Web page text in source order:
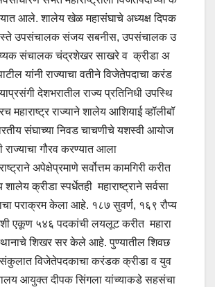
आले. शालेय खेळ महासंघाचे अध्यक्ष दिपक
हस्ते उपसंचालक संजय सबनीस, उपसंचालक उ
संचालक चंद्रशेखर साखरे व क्रीडा अ
यांनी राज्याचा वतीने विजेतेपदाचा करंड
देशभरातील राज्य प्रतिनिधी उपस्थि
महाराष्ट्र राज्याने शालेय आशियाई व्हॉलीबॉ
संघाच्या निवड चाचणीचे यशस्वी आयोज
राज्याचा गौरव करण्यात आला
अपेक्षेप्रमाणे सर्वोत्तम कामगिरी करीत
शालेय क्रीडा स्पर्धेतही महाराष्ट्राने सर्वसा
पराक्रम केला आहे. १८७ सुवर्ण, १६९ रौप्य
एकूण ५४६ पदकांची लयलूट करीत महारा
शिखर सर केले आहे. पुण्यातील शिवछ
संकुलात विजेतेपदकाचा करंडक क्रीडा व युव
आयुक्त दीपक सिंगला यांच्याकडे सहसंचा